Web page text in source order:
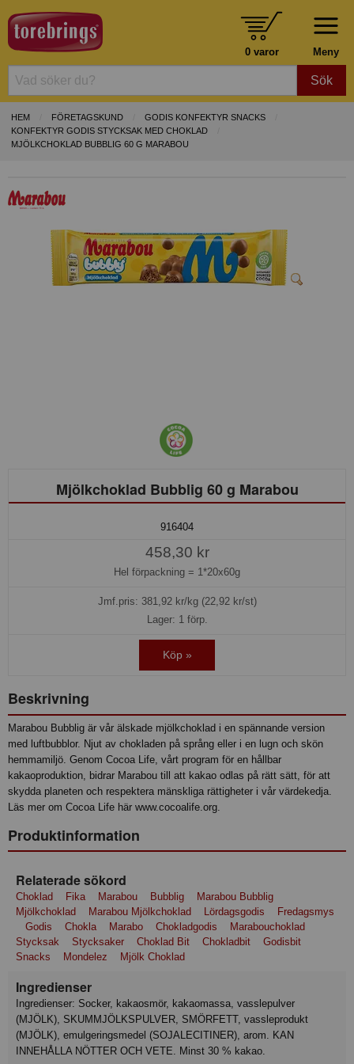
Meny
0 varor
Sök
HEM FÖRETAGSKUND
GODIS KONFEKTYR SNACKS
KONFEKTYR GODIS STYCKSAK MED CHOKLAD
MJÖLKCHOKLAD BUBBLIG 60 G MARABOU
Mjölkchoklad Bubblig 60 g Marabou
916404
458,30 kr
Hel förpackning = 1*20x60g
Jmf.pris: 381,92kr/kg (22,92 kr/st)
Lager: 1 förp.
Köp »
Beskrivning
Marabou Bubblig är vår älskade mjölkchoklad i en spännande version
med luftbubblor. Njut av chokladen på språng eller i en lugn och skön
hemmamiljö. Genom Cocoa Life, vårt program för en hållbar
kakaoproduktion, bidrar Marabou till att kakao odlas på rätt sätt, för att
skydda planeten och respektera mänskliga rättigheter i vår värdekedja.
Läs mer om Cocoa Life här www.cocoalife.org.
Produktinformation
Relaterade sökord
Choklad Fika Marabou Bubblig
Marabou Bubblig
Mjölkchoklad
Marabou Mjölkchoklad Lördagsgodis
Fredagsmys
Godis
Chokla Marabo Chokladgodis
Marabouchoklad
Stycksak
Stycksaker Choklad Bit Chokladbit
Godisbit
Snacks
Mondelez Mjölk Choklad
Ingredienser
Ingredienser: Socker, kakaosmör, kakaomassa, vasslepulver
(MJÖLK), SKUMMJÖLKSPULVER, SMÖRFETT, vassleprodukt
(MJÖLK), emulgeringsmedel (SOJALECITINER), arom. KAN
INNEHÅLLA NÖTTER OCH VETE. Minst 30 % kakao.